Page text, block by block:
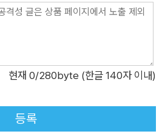
사진을 훔쳐 누군가의 인생을 흉내
는 내 것이 아닌데도 말이다. 인터넷
권리 역시 제대로 보호받지 못하고 있
을 훔치지 말아 달라는 간곡한 부탁에
않을까. 쉽게 누군가의 인생을 저장
양이가 필요해》 속 유나를 통해 다
현재 0/280byte (한글 140자 이내)
등록